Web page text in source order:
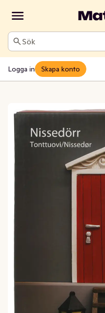
Sök
Logga in Skapa konto